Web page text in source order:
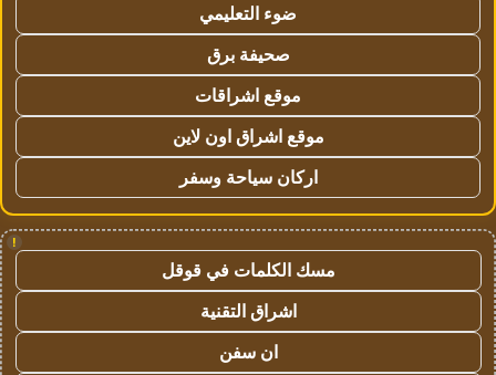
ضوء التعليمي
صحيفة برق
موقع اشراقات
موقع اشراق اون لاين
اركان سياحة وسفر
!
مسك الكلمات في قوقل
اشراق التقنية
ان سفن